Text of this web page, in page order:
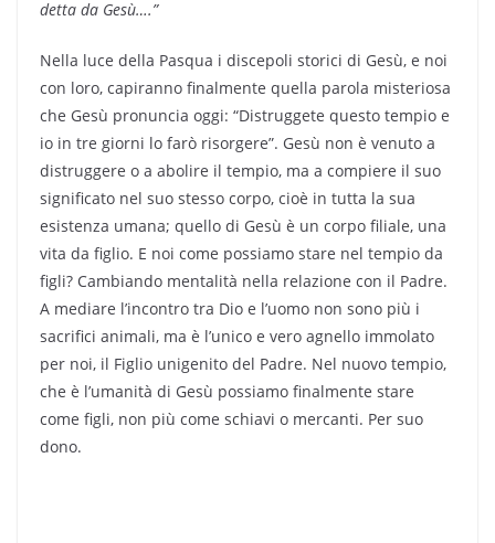
detta da Gesù….”
Nella luce della Pasqua i discepoli storici di Gesù, e noi
con loro, capiranno finalmente quella parola misteriosa
che Gesù pronuncia oggi: “Distruggete questo tempio e
io in tre giorni lo farò risorgere”. Gesù non è venuto a
distruggere o a abolire il tempio, ma a compiere il suo
significato nel suo stesso corpo, cioè in tutta la sua
esistenza umana; quello di Gesù è un corpo filiale, una
vita da figlio. E noi come possiamo stare nel tempio da
figli? Cambiando mentalità nella relazione con il Padre.
A mediare l’incontro tra Dio e l’uomo non sono più i
sacrifici animali, ma è l’unico e vero agnello immolato
per noi, il Figlio unigenito del Padre. Nel nuovo tempio,
che è l’umanità di Gesù possiamo finalmente stare
come figli, non più come schiavi o mercanti. Per suo
dono.